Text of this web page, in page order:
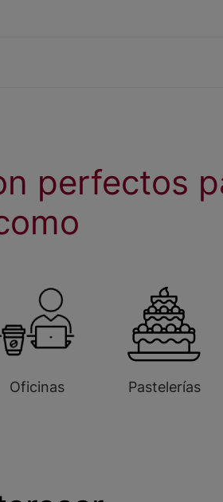
perfectos
Oficinas Pastelerías